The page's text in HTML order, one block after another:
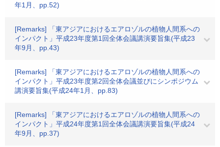
年1月、pp.52)
[Remarks] 「東アジアにおけるエアロゾルの植物人間系への
インパクト」平成23年度第1回全体会議講演要旨集(平成23
年9月、pp.43)
[Remarks] 「東アジアにおけるエアロゾルの植物人間系への
インパクト」平成23年度第2回全体会議並びにシンポジウム
講演要旨集(平成24年1月、pp.83)
[Remarks] 「東アジアにおけるエアロゾルの植物人間系への
インパクト」平成24年度第1回全体会議講演要旨集(平成24
年9月、pp.37)